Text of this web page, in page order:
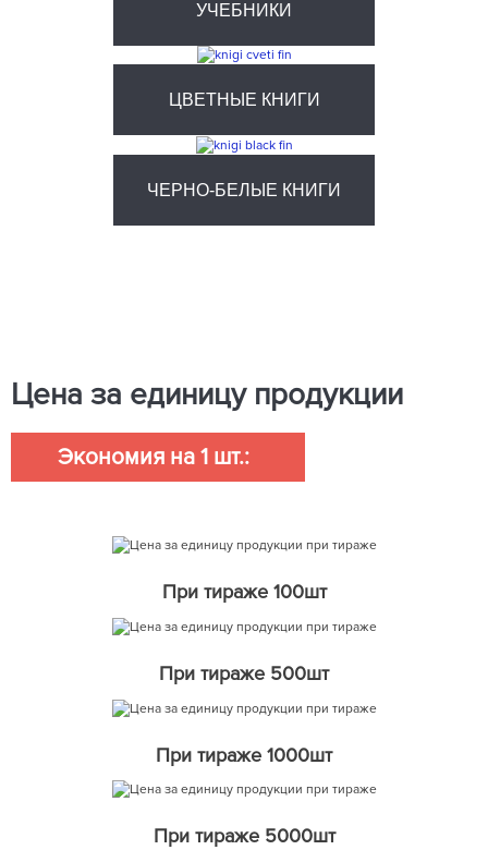
УЧЕБНИКИ
ЦВЕТНЫЕ КНИГИ
ЧЕРНО-БЕЛЫЕ КНИГИ
Цена за единицу продукции
Экономия на 1 шт.:
При тираже 100шт
При тираже 500шт
При тираже 1000шт
При тираже 5000шт